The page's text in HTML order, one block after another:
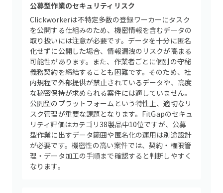
公募型作業のセキュリティリスク
Clickworkerは不特定多数の登録ワーカーにタスク
を公開する仕組みのため、機密情報を含むデータの
取り扱いには注意が必要です。データを十分に匿名
化せずに公開した場合、情報漏洩のリスクが高まる
可能性があります。また、作業者ごとに個別の守秘
義務契約を締結することも困難です。そのため、社
内規程で外部提供が禁止されているデータや、高度
な秘密保持が求められる案件には適していません。
公開型のプラットフォームという特性上、適切なリ
スク管理が重要な課題となります。FitGapのセキュ
リティ評価はカテゴリ38製品中10位ですが、公募
型作業に出すデータ範囲や匿名化の運用は別途設計
が必要です。機密性の高い案件では、契約・権限管
理・データ加工の手順まで確認すると判断しやすく
なります。